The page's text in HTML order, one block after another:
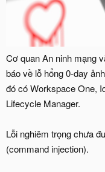
Cơ quan An ninh mạng
báo về lỗ hổng 0-day
đó có Workspace One,
Lifecycle Manager.
Lỗi nghiêm trọng chưa
(command injection).